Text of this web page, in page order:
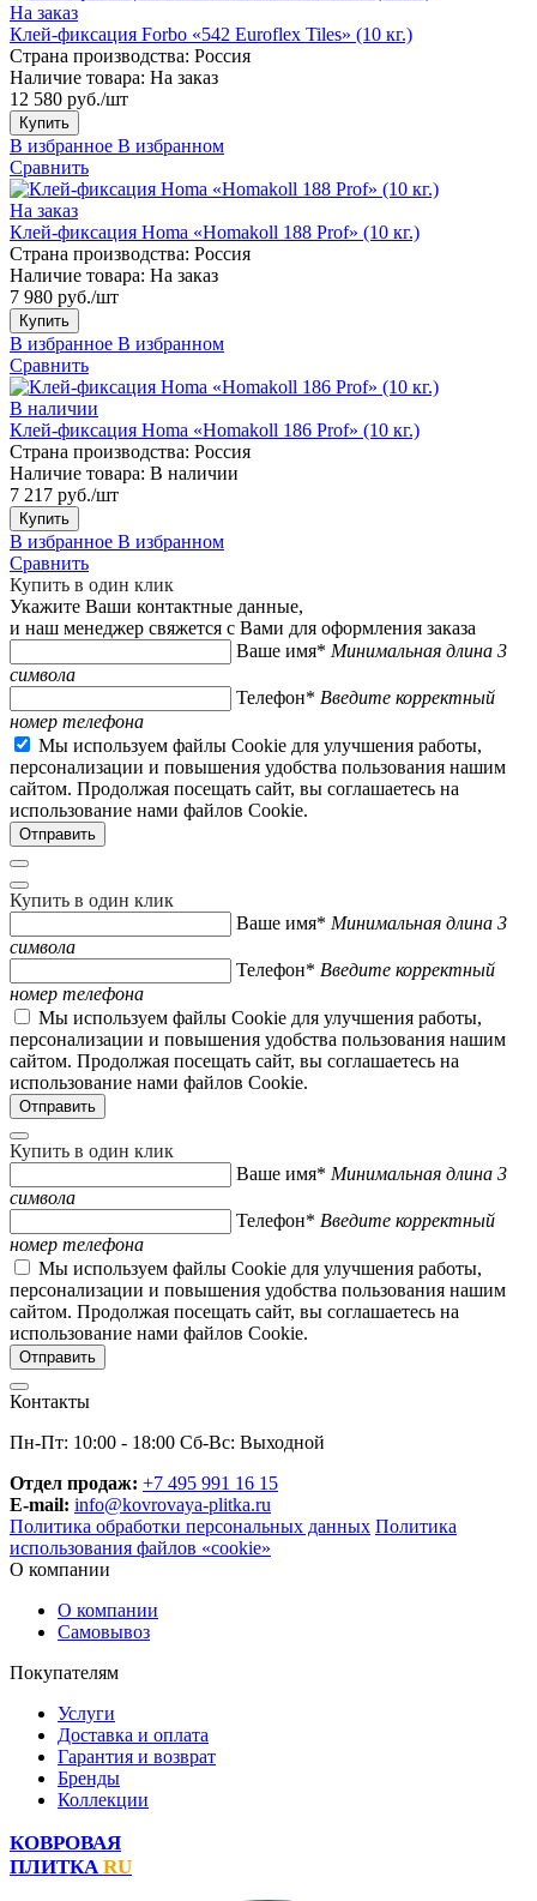
На заказ
Клей-фиксация Forbo «542 Euroflex Tiles» (10 кг.)
Страна производства: Россия
Наличие товара: На заказ
12 580 руб./шт
Купить
В избранное В избранном
Сравнить
На заказ
Клей-фиксация Homa «Homakoll 188 Prof» (10 кг.)
Страна производства: Россия
Наличие товара: На заказ
7 980 руб./шт
Купить
В избранное В избранном
Сравнить
В наличии
Клей-фиксация Homa «Homakoll 186 Prof» (10 кг.)
Страна производства: Россия
Наличие товара: В наличии
7 217 руб./шт
Купить
В избранное В избранном
Сравнить
Купить в один клик
Укажите Ваши контактные данные,
и наш менеджер свяжется с Вами для оформления заказа
Ваше имя* Минимальная длина 3
символа
Телефон* Введите корректный
номер телефона
Мы используем файлы Cookie для улучшения работы,
персонализации и повышения удобства пользования нашим
сайтом. Продолжая посещать сайт, вы соглашаетесь на
использование нами файлов Cookie.
Купить в один клик
Ваше имя* Минимальная длина 3
символа
Телефон* Введите корректный
номер телефона
Мы используем файлы Cookie для улучшения работы,
персонализации и повышения удобства пользования нашим
сайтом. Продолжая посещать сайт, вы соглашаетесь на
использование нами файлов Cookie.
Купить в один клик
Ваше имя* Минимальная длина 3
символа
Телефон* Введите корректный
номер телефона
Мы используем файлы Cookie для улучшения работы,
персонализации и повышения удобства пользования нашим
сайтом. Продолжая посещать сайт, вы соглашаетесь на
использование нами файлов Cookie.
Контакты
Пн-Пт: 10:00 - 18:00 Сб-Вс: Выходной
Отдел продаж: +7 495 991 16 15
E-mail: info@kovrovaya-plitka.ru
Политика обработки персональных данных Политика
использования файлов «cookie»
О компании
О компании
Самовывоз
Покупателям
Услуги
Доставка и оплата
Гарантия и возврат
Бренды
Коллекции
КОВРОВАЯ
ПЛИТКА RU